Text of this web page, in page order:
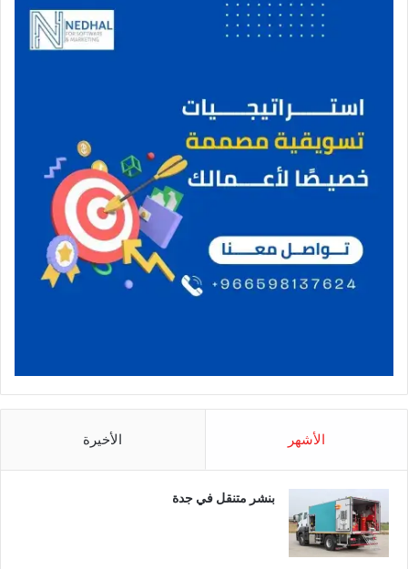
الأشهر الأخيرة
بنشر متنقل في جدة